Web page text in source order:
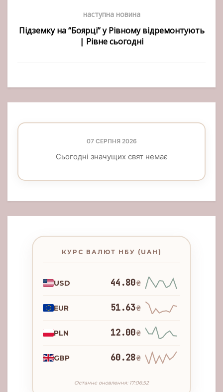
наступна новина
Підземку на “Боярці” у Рівному відремонтують
| Рівне сьогодні
07 СЕРПНЯ 2026
Сьогодні значущих свят немає
КУРС ВАЛЮТ НБУ (UAH)
USD 44.80₴
EUR 51.63₴
PLN 12.00₴
GBP 60.28₴
Останнє оновлення: 17:06:52